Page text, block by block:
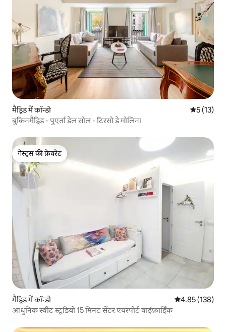
मैड्रिड में कॉन्डो औसत रेटिंग
5 (13)
बुकिनमैड्रिड - पुएर्ता डेल सोल - टिरसो डे मोलिना
गेस्ट्स की फ़ेवरेट
गेस्ट्स की फ़ेवरेट
मैड्रिड में कॉन्डो औसत रेटिंग 5 में से
4.85 (138)
आधुनिक स्वीट स्टूडियो 15 मिनट सेंटर एयरपोर्ट वाईफ़ाईिंक